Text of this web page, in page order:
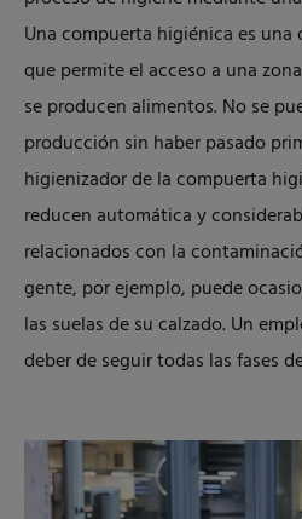
Una compuerta higiénica es
que permite el acceso a una
se producen alimentos. No se
producción sin haber pasado
higienizador de la compuerta
reducen automática y
relacionados con la
gente, por ejemplo, puede
las suelas de su calzado. Un
deber de seguir todas las fases